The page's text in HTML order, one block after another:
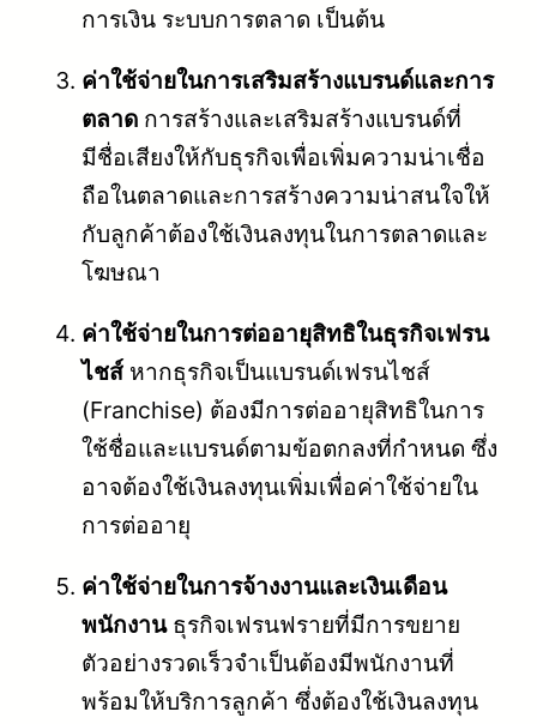
การเงิน ระบบการตลาด เป็นต้น
ค่าใช้จ่ายในการเสริมสร้างแบรนด์และการ
ตลาด การสร้างและเสริมสร้างแบรนด์ที่
มีชื่อเสียงให้กับธุรกิจเพื่อเพิ่มความน่าเชื่อ
ถือในตลาดและการสร้างความน่าสนใจให้
กับลูกค้าต้องใช้เงินลงทุนในการตลาดและ
โฆษณา
ค่าใช้จ่ายในการต่ออายุสิทธิในธุรกิจเฟรน
ไชส์ หากธุรกิจเป็นแบรนด์เฟรนไชส์
(Franchise) ต้องมีการต่ออายุสิทธิในการ
ใช้ชื่อและแบรนด์ตามข้อตกลงที่กำหนด ซึ่ง
อาจต้องใช้เงินลงทุนเพิ่มเพื่อค่าใช้จ่ายใน
การต่ออายุ
ค่าใช้จ่ายในการจ้างงานและเงินเดือน
พนักงานธุรกิจเฟรนฟรายที่มีการขยาย
ตัวอย่างรวดเร็วจำเป็นต้องมีพนักงานที่
พร้อมให้บริการลูกค้า ซึ่งต้องใช้เงินลงทุน